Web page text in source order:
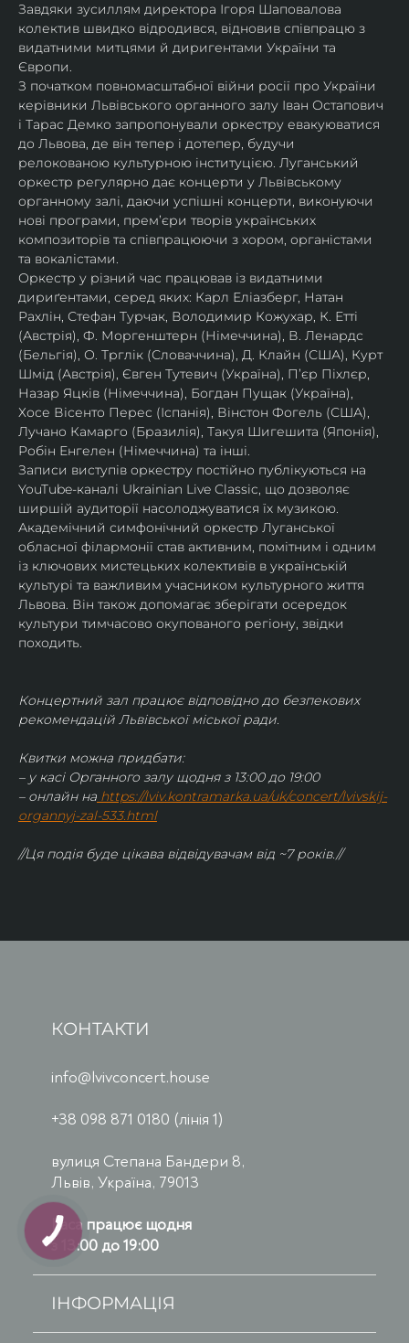
Завдяки зусиллям директора Ігоря Шаповалова
колектив швидко відродився, відновив співпрацю з
видатними митцями й диригентами України та
Європи.
З початком повномасштабної війни росії про України
керівники Львівського органного залу Іван Остапович
і Тарас Демко запропонували оркестру евакуюватися
до Львова, де він тепер і дотепер, будучи
релокованою культурною інституцією. Луганський
оркестр регулярно дає концерти у Львівському
органному залі, даючи успішні концерти, виконуючи
нові програми, прем’єри творів українських
композиторів та співпрацюючи з хором, органістами
та вокалістами.
Оркестр у різний час працював із видатними
дириґентами, серед яких: Карл Еліазберг, Натан
Рахлін, Стефан Турчак, Володимир Кожухар, К. Етті
(Австрія), Ф. Моргенштерн (Німеччина), В. Ленардс
(Бельгія), О. Трглік (Словаччина), Д. Клайн (США), Курт
Шмід (Австрія), Євген Тутевич (Україна), П’єр Піхлєр,
Назар Яцків (Німеччина), Богдан Пущак (Україна),
Хосе Вісенто Перес (Іспанія), Вінстон Фогель (США),
Лучано Камарго (Бразилія), Такуя Шигешита (Японія),
Робін Енгелен (Німеччина) та інші.
Записи виступів оркестру постійно публікуються на
YouTube-каналі Ukrainian Live Classic, що дозволяє
ширшій аудиторії насолоджуватися їх музикою​.
Академічний симфонічний оркестр Луганської
обласної філармонії став активним, помітним і одним
із ключових мистецьких колективів в українській
культурі та важливим учасником культурного життя
Львова. Він також допомагає зберігати осередок
культури тимчасово окупованого регіону, звідки
походить.
Концертний зал працює відповідно до безпекових
рекомендацій Львівської міської ради.
Квитки можна придбати:
– у касі Органного залу щодня з 13:00 до 19:00
– онлайн на https://lviv.kontramarka.ua/uk/concert/lvivskij-
organnyj-zal-533.html
//Ця подія буде цікава відвідувачам від ~7 років.//
КОНТАКТИ
info@lvivconcert.house
+38 098 871 0180 (лінія 1)
вулиця Степана Бандери 8,
Львів, Україна, 79013
Каса працює щодня
з 13:00 до 19:00
ІНФОРМАЦІЯ